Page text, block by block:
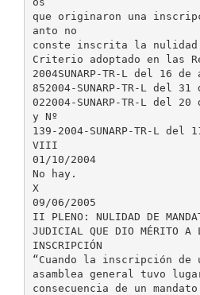
que originaron una
anto no
conste inscrita la
Criterio adoptado en las
2004SUNARP-TR-L del 16
852004-SUNARP-TR-L del
022004-SUNARP-TR-L del
y Nº
139-2004-SUNARP-TR-L del
VIII
01/10/2004
No hay.
X
09/06/2005
II PLENO: NULIDAD DE
JUDICIAL QUE DIO MÉRITO A
INSCRIPCIÓN
“Cuando la inscripción de
asamblea general tuvo
consecuencia de un